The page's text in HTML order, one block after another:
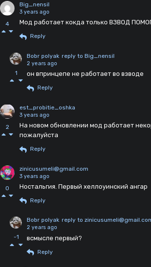
4
Big_nensil
3 years ago
Мод работает кокда только ВЗВОД
Reply
1
Bobr polyak reply to Big_nensil
2 years ago
он впринцепе не работает во взводе
Reply
2
est_probitie_oshka
3 years ago
На новом обновлении мод работает
пожалуйста
Reply
0
zinicusumeli@gmail.com
3 years ago
Ностальгия. Первый хеллоуинский ангар
Reply
-1
Bobr polyak reply to
2 years ago
всмысле первый?
Reply